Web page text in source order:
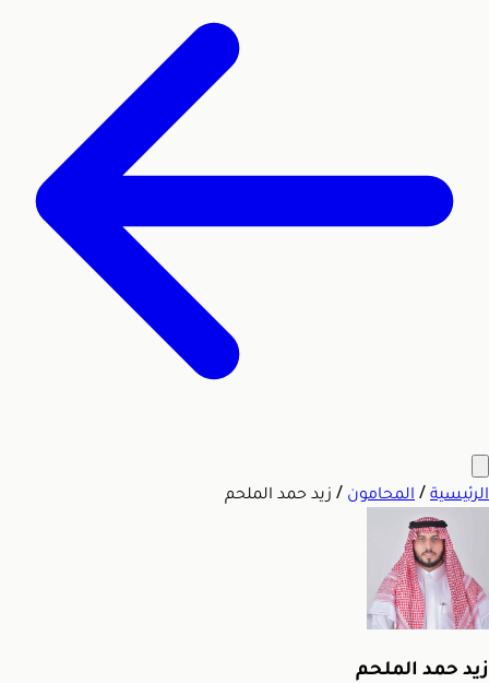
الرئيسية / المحامون / زيد حمد الملحم
زيد حمد الملحم